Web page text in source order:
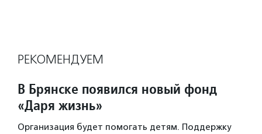
РЕКОМЕНДУЕМ
В Брянске появился новый фонд
«Даря жизнь»
Организация будет помогать детям. Поддержку